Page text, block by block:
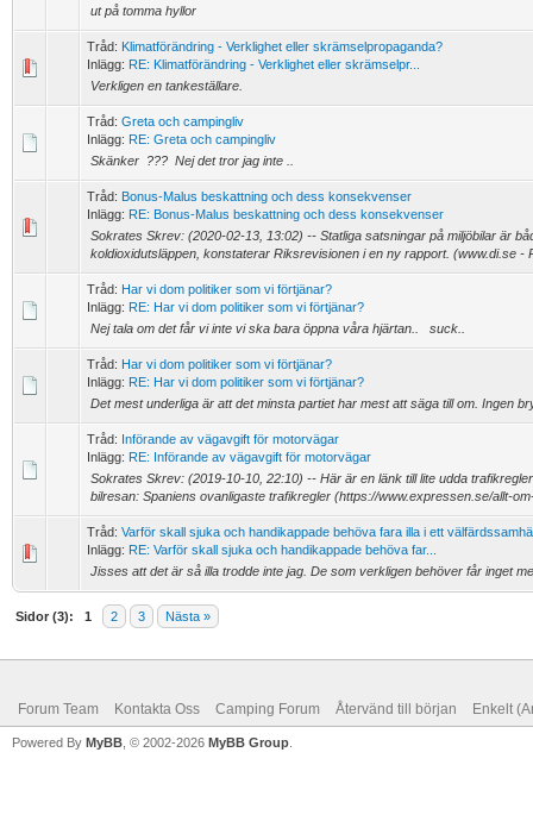
ut på tomma hyllor
Tråd: Klimatförändring - Verklighet eller skrämselpropaganda?
Inlägg: RE: Klimatförändring - Verklighet eller skrämselpr...
Verkligen en tankeställare.
Tråd: Greta och campingliv
Inlägg: RE: Greta och campingliv
Skänker ??? Nej det tror jag inte ..
Tråd: Bonus-Malus beskattning och dess konsekvenser
Inlägg: RE: Bonus-Malus beskattning och dess konsekvenser
Sokrates Skrev: (2020-02-13, 13:02) -- Statliga satsningar på miljöbilar är
koldioxidutsläppen, konstaterar Riksrevisionen i en ny rapport. (www.di.se -
Tråd: Har vi dom politiker som vi förtjänar?
Inlägg: RE: Har vi dom politiker som vi förtjänar?
Nej tala om det får vi inte vi ska bara öppna våra hjärtan.. suck..
Tråd: Har vi dom politiker som vi förtjänar?
Inlägg: RE: Har vi dom politiker som vi förtjänar?
Det mest underliga är att det minsta partiet har mest att säga till om. Ingen
Tråd: Införande av vägavgift för motorvägar
Inlägg: RE: Införande av vägavgift för motorvägar
Sokrates Skrev: (2019-10-10, 22:10) -- Här är en länk till lite udda
bilresan: Spaniens ovanligaste trafikregler (https://www.expressen.se/allt-
Tråd: Varför skall sjuka och handikappade behöva fara illa i ett
Inlägg: RE: Varför skall sjuka och handikappade behöva far...
Jisses att det är så illa trodde inte jag. De som verkligen behöver får inget
Sidor (3): 1 2 3 Nästa »
Forum Team Kontakta Oss Camping Forum Återvänd till början Enkelt
Powered By MyBB , © 2002-2026 MyBB Group